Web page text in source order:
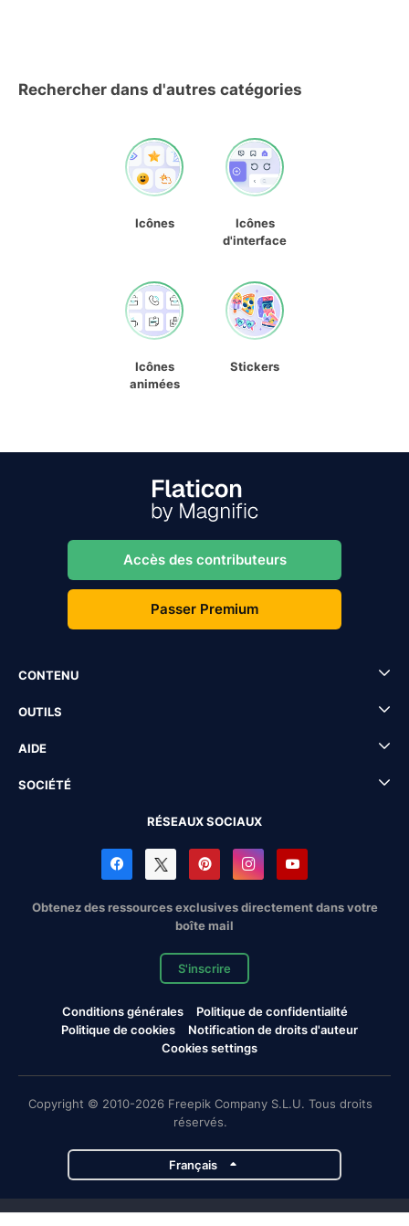
Rechercher dans d'autres catégories
Icônes
Icônes
d'interface
Icônes
animées
Stickers
Accès des contributeurs
Passer Premium
CONTENU
OUTILS
AIDE
SOCIÉTÉ
RÉSEAUX SOCIAUX
Obtenez des ressources exclusives directement dans votre
boîte mail
S'inscrire
Conditions générales
Politique de confidentialité
Politique de cookies
Notification de droits d'auteur
Cookies settings
Copyright © 2010-2026 Freepik Company S.L.U. Tous droits
réservés.
Français